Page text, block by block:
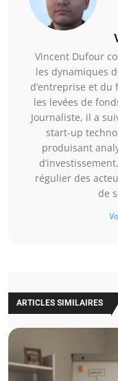
Vincent Dufour
les dynamiques
d’entreprise et
les levées de
Journaliste, il a
start-up
produisant
régulier des
de
ARTICLES SIMILAIRES